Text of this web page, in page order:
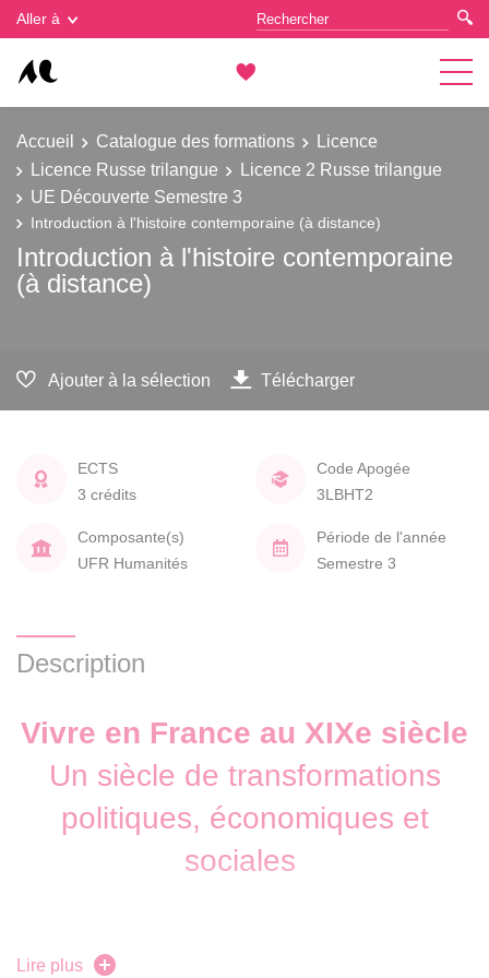
Aller à
Accueil Catalogue des formations
Licence
Licence Russe trilangue
Licence 2 Russe trilangue
UE Découverte Semestre 3
Introduction à l'histoire contemporaine (à distance)
Introduction à l'histoire contemporaine
(à distance)
Ajouter à la sélection Télécharger
ECTS
3 crédits
Code Apogée
3LBHT2
Composante(s)
UFR Humanités
Période de l'année
Semestre 3
Description
Vivre en France au XIXe siècle
Un siècle de transformations
politiques, économiques et
sociales
Lire plus
Gestion des cookies